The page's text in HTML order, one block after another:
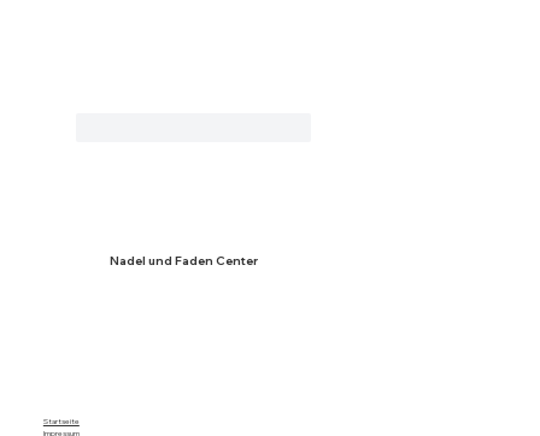
Nadel und Faden Center
Startseite
Impressum